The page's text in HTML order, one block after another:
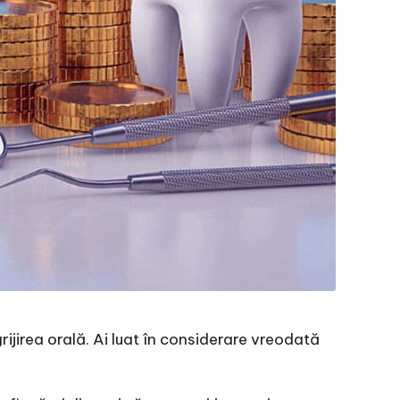
orală. Ai luat în considerare vreodată